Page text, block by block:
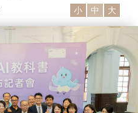
小 中 大